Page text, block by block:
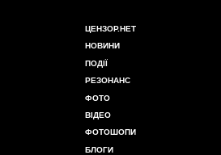
ЦЕНЗОР.НЕТ
НОВИНИ
ПОДІЇ
РЕЗОНАНС
ФОТО
ВІДЕО
ФОТОШОПИ
БЛОГИ